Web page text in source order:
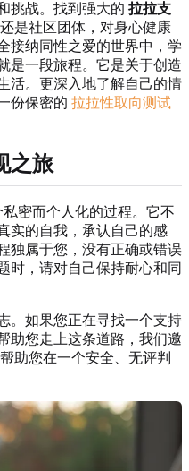
挑战。找到强大的 拉拉支
是社区团体，对身心健康
接纳同性之爱的世界中，学
是一段旅程。它是关于创造
活。更深入地了解自己的情
份保密的 拉拉性取向测试
之旅
私密而个人化的过程。它不
实的自我，承认自己的感
独属于您，没有正确或错误
时，请对自己保持耐心和同
。如果您正在寻找一个支持
助您走上这条道路，我们邀
助您在一个安全、无评判